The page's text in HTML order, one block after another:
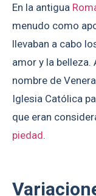
En la antigua
menudo como
llevaban a cabo
amor y la belleza.
nombre de
Iglesia Católica
que eran
piedad.